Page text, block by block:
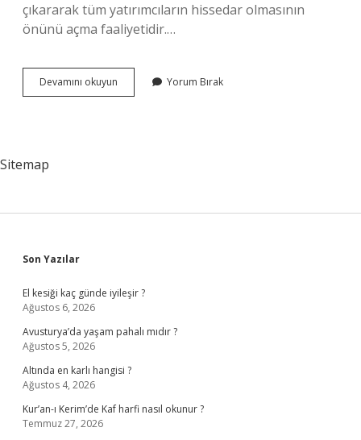
çıkararak tüm yatırımcıların hissedar olmasının
önünü açma faaliyetidir.…
Devamını okuyun
Tarihte
Yorum Bırak
Sitemap
Sidebar
Son Yazılar
El kesiği kaç günde iyileşir ?
Ağustos 6, 2026
Avusturya’da yaşam pahalı mıdır ?
Ağustos 5, 2026
Altında en karlı hangisi ?
Ağustos 4, 2026
Kur’an-ı Kerim’de Kaf harfi nasıl okunur ?
Temmuz 27, 2026